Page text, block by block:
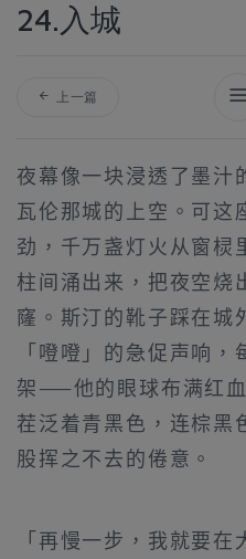
24.入城
上一篇
夜幕像一块浸透了墨汁
瓦伦那城的上空。可这
劲，千万盏灯火从窗棂
柱间涌出来，把夜空烧
窿。斯汀的靴子踩在城
「噔噔」的急促声响
架——他的眼球布满红
茬泛着青黑色，连棕黑
股挥之不去的倦意。
「再慢一步，我就要在